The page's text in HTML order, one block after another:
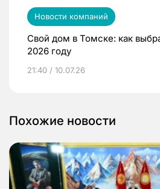
Новости компаний
Свой дом в Томске: как
2026 году
21:40 / 10.07.26
Похожие новости